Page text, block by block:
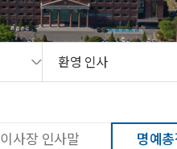
환영 인사
이사장 인사말 명예